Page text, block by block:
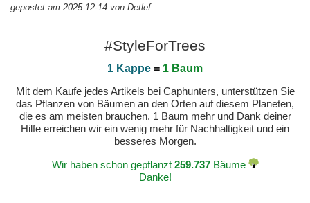
gepostet am 2025-12-14 von Detlef
#StyleForTrees
1 Kappe = 1 Baum
Mit dem Kaufe jedes Artikels bei Caphunters, unterstützen Sie
das Pflanzen von Bäumen an den Orten auf diesem Planeten,
die es am meisten brauchen. 1 Baum mehr und Dank deiner
Hilfe erreichen wir ein wenig mehr für Nachhaltigkeit und ein
besseres Morgen.
Wir haben schon gepflanzt 259.737Bäume
Danke!